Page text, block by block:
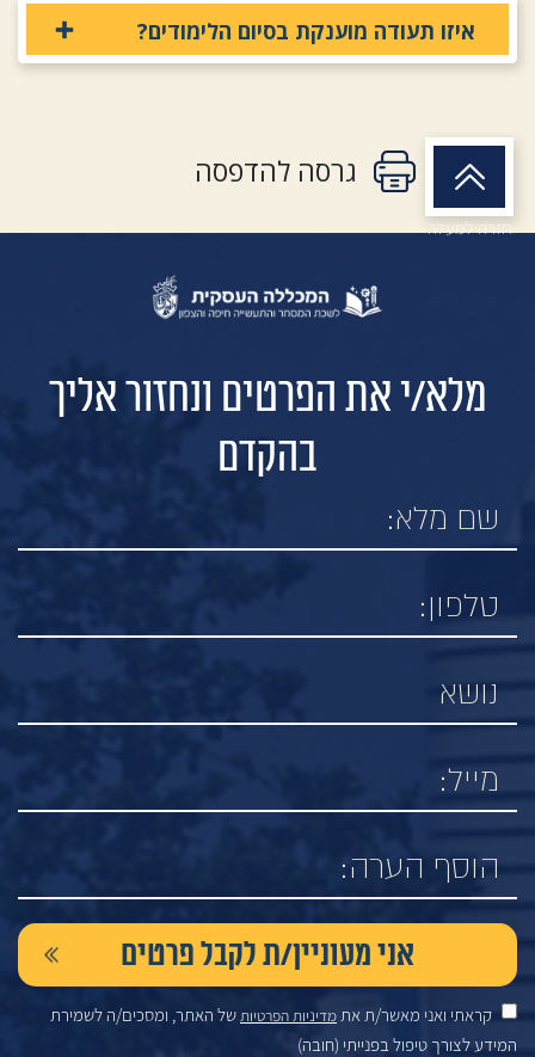
איזו תעודה מוענקת בסיום הלימודים?
גרסה להדפסה
חזרה למעלה
מלא/י את הפרטים ונחזור אליך
בהקדם
קראתי ואני מאשר/ת את מדיניות הפרטיות של האתר, ומסכים/ה לשמירת
המידע לצורך טיפול בפנייתי (חובה)